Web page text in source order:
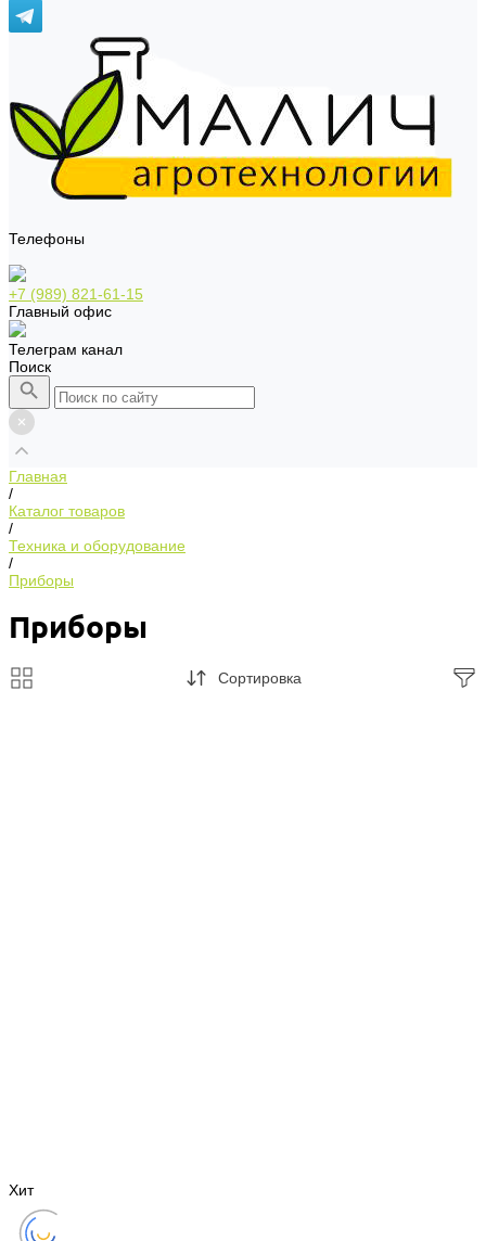
Телефоны
+7 (989) 821-61-15
Главный офис
Телеграм канал
Поиск
Главная
/
Каталог товаров
/
Техника и оборудование
/
Приборы
Приборы
Сортировка
Хит